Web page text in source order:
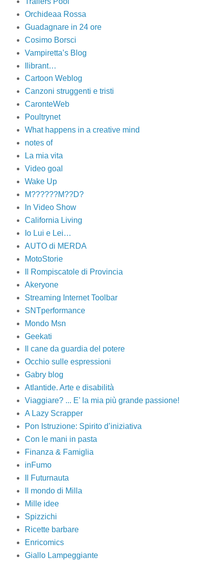
Orchideaa Rossa
Guadagnare in 24 ore
Cosimo Borsci
Vampiretta’s Blog
Ilibrant…
Cartoon Weblog
Canzoni struggenti e tristi
CaronteWeb
Poultrynet
What happens in a creative mind
notes of
La mia vita
Video goal
Wake Up
M??????M??D?
In Video Show
California Living
Io Lui e Lei…
AUTO di MERDA
MotoStorie
Il Rompiscatole di Provincia
Akeryone
Streaming Internet Toolbar
SNTperformance
Mondo Msn
Geekati
Il cane da guardia del potere
Occhio sulle espressioni
Gabry blog
Atlantide. Arte e disabilità
Viaggiare? ... E' la mia più grande passione!
A Lazy Scrapper
Pon Istruzione: Spirito d’iniziativa
Con le mani in pasta
Finanza & Famiglia
inFumo
Il Futurnauta
Il mondo di Milla
Mille idee
Spizzichi
Ricette barbare
Enricomics
Giallo Lampeggiante